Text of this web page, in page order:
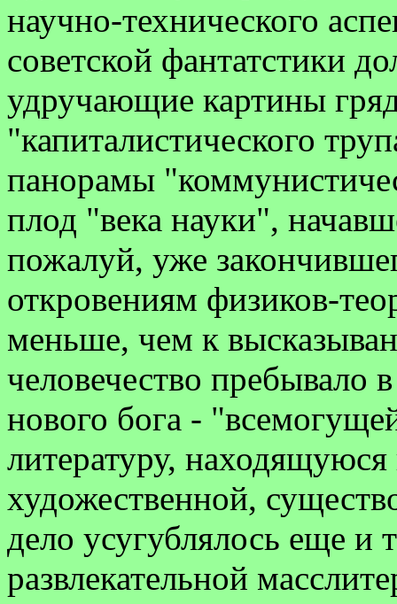
научно-технического
советской фантатстики
удручающие картины
"капиталистического
панорамы
плод "века науки",
пожалуй, уже
откровениям физиков-
меньше, чем к
человечество пребывало
нового бога -
литературу,
художественной,
дело усугублялось еще и
развлекательной